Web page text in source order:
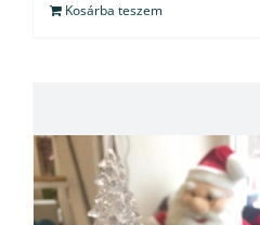
Kosárba teszem